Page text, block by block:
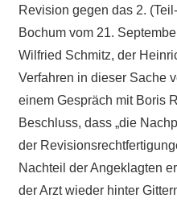
Revision gegen das 2.
Bochum vom 21.
Wilfried Schmitz, der
Verfahren in dieser Sache
einem Gespräch mit Boris
Beschluss, dass „die
der
Nachteil der Angeklagten
der Arzt wieder hinter